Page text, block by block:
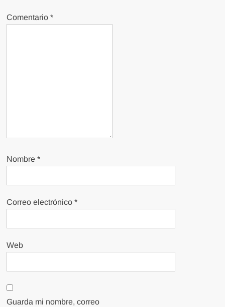
Comentario*
Nombre*
Correo electrónico*
Web
Guarda mi nombre, correo